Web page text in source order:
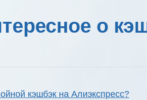
о
кэшбэк на Алиэкспресс?